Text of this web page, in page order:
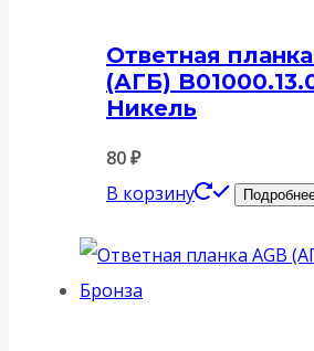
Ответная
(АГБ)
Никель
80₽
В корзину